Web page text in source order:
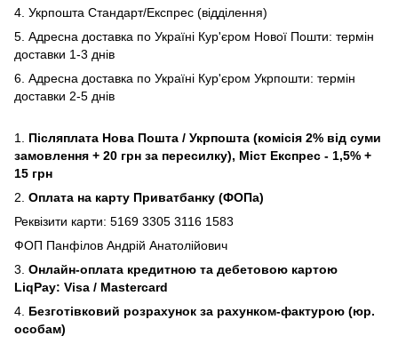
4. Укрпошта Стандарт/Експрес (відділення)
5. Адресна доставка по Україні Кур'єром Нової Пошти: термін
доставки 1-3 днів
6. Адресна доставка по Україні Кур'єром Укрпошти: термін
доставки 2-5 днів
1. Післяплата Нова Пошта / Укрпошта (комісія 2% від суми
замовлення + 20 грн за пересилку), Міст Експрес - 1,5% +
15 грн
2. Оплата на карту Приватбанку (ФОПа)
Реквізити карти: 5169 3305 3116 1583
ФОП Панфілов Андрій Анатолійович
3. Онлайн-оплата кредитною та дебетовою картою
LiqPay: Visa / Mastercard
4. Безготівковий розрахунок за рахунком-фактурою (юр.
особам)